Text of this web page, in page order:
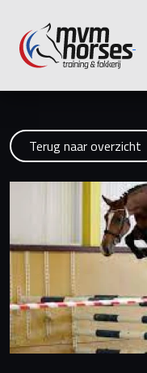
Terug naar overzicht